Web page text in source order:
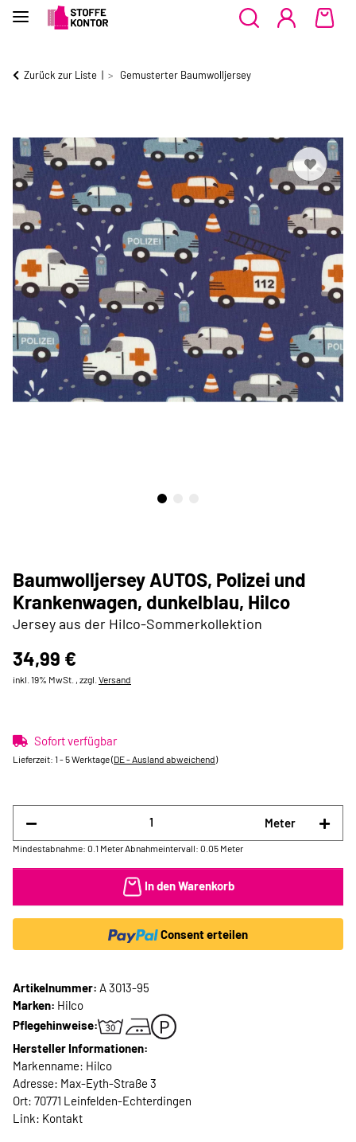
Zurück zur Liste Gemusterter Baumwolljersey
Baumwolljersey AUTOS, Polizei und
Krankenwagen, dunkelblau, Hilco
Jersey aus der Hilco-Sommerkollektion
34,99 €
inkl. 19% MwSt. , zzgl. Versand
Sofort verfügbar
Lieferzeit: 1 - 5 Werktage(DE - Ausland abweichend)
Meter
Mindestabnahme: 0.1 Meter Abnahmeintervall: 0.05 Meter
In den Warenkorb
Consent erteilen
Artikelnummer: A 3013-95
Marken: Hilco
Pflegehinweise:
Hersteller Informationen:
Markenname: Hilco
Adresse: Max-Eyth-Straße 3
Ort: 70771 Leinfelden-Echterdingen
Link: Kontakt